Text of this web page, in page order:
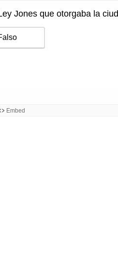
Jones que otorgaba la
Embed